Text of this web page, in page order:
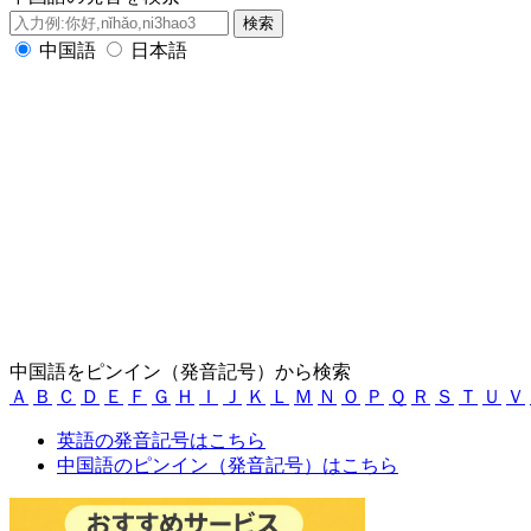
中国語 日本語
中国語をピンイン（発音記号）から検索
Ａ
Ｂ Ｃ Ｄ Ｅ Ｆ Ｇ Ｈ Ｉ Ｊ Ｋ Ｌ Ｍ Ｎ Ｏ Ｐ Ｑ Ｒ Ｓ Ｔ Ｕ Ｖ
英語の発音記号はこちら
中国語のピンイン（発音記号）はこちら